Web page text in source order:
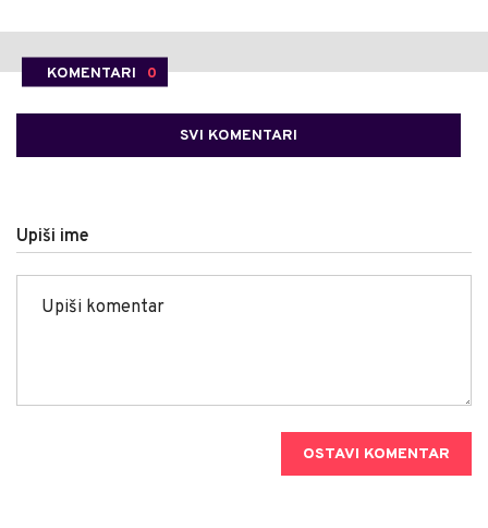
KOMENTARI 0
SVI KOMENTARI
Upiši ime
OSTAVI KOMENTAR